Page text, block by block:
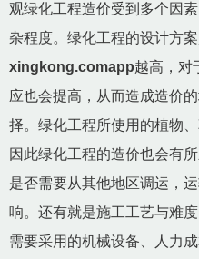
观绿化工程造价受到多个因
杂程度。绿化工程的设计方
xingkong.comapp越高，对
应也会提高，从而造成造价
择。绿化工程所使用的植物
因此绿化工程的造价也会有
是否需要从其他地区调运，
响。还有就是施工工艺与难
需要采用的机械设备、人力